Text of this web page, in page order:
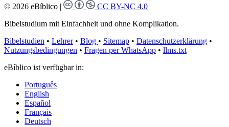
© 2026 eBíblico |
CC BY-NC 4.0
Bibelstudium mit Einfachheit und ohne Komplikation.
Bibelstudien • Lehrer • Blog • Sitemap • Datenschutzerklärung •
Nutzungsbedingungen • Fragen per WhatsApp • llms.txt
eBíblico ist verfügbar in:
Português
English
Español
Français
Deutsch